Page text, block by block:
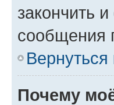
закончить
сообщения
Вернуться
Почему